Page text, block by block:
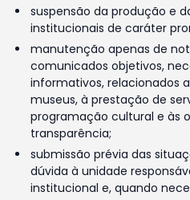
suspensão da produção e
institucionais de caráter
manutenção apenas de
comunicados objetivos,
informativos, relacionados
museus, à prestação de
programação cultural e às
transparência;
submissão prévia das
dúvida à unidade
institucional e, quando